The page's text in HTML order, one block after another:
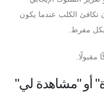
تكافئ الكلب عندما يكون
مفرط.
أو "مشاهدة لي"